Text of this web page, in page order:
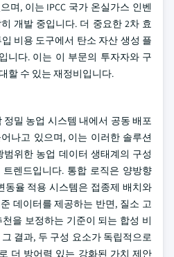
며, 이는 IPCC 국가 온실가스 인벤
개발 중입니다. 더 중요한 2차 효
비용 도구에서 탄소 자산 생성 플
니다. 이는 이 부문의 투자자와 구
할 수 있는 재정비입니다.
밀 농업 시스템 내에서 공동 배포
나고 있으며, 이는 이러한 솔루션
위한 농업 데이터 생태계의 구성
렌드입니다. 통합 로직은 양방향
동율 적용 시스템은 접종제 배치와
데이터를 제공하는 반면, 질소 고
을 보정하는 기준이 되는 합성 비
결과, 두 구성 요소가 독립적으로
더 방어력 있는 강화된 가치 제안